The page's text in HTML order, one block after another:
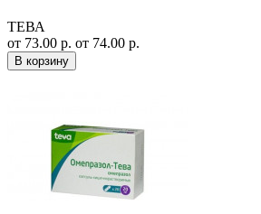
ТЕВА
от 73.00 р. от 74.00 р.
В корзину